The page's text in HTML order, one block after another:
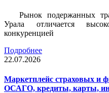
Рынок подержанных
Урала отличается
конкуренцией
Подробнее
22.07.2026
Маркетплейс страховых и
ОСАГО, кредиты, карты,